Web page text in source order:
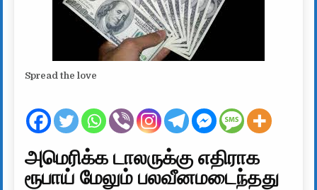
Spread the love
அமெரிக்க டாலருக்கு எதிராக
ரூபாய் மேலும் பலவீனமடைந்தது